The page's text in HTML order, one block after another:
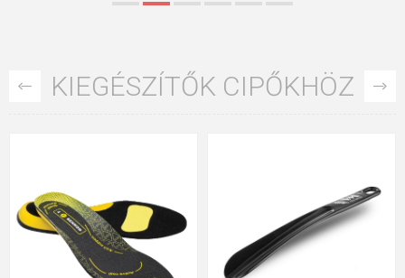
KIEGÉSZÍTŐK CIPŐKHÖZ